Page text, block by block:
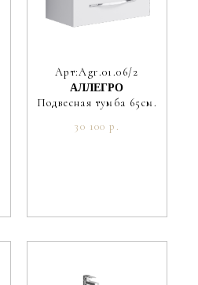
Арт:Agr.01.06/2
АЛЛЕГРО
Подвесная тумба 65см.
30 100 р.